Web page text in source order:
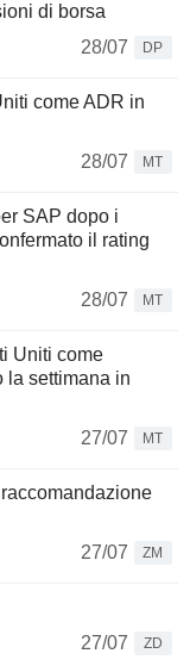
di borsa
28/07
DP
come ADR in
28/07
MT
SAP dopo i
il rating
28/07
MT
Uniti come
la settimana in
27/07
MT
27/07
ZM
27/07
ZD